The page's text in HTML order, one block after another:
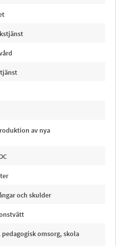
av nya
och skulder
omsorg, skola